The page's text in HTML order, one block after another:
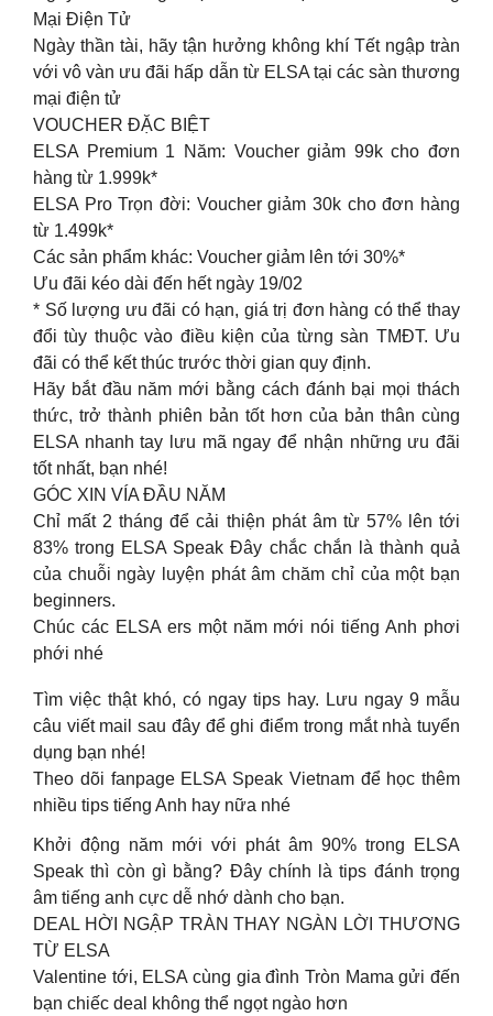
Mại Điện Tử
Ngày thần tài, hãy tận hưởng không khí Tết ngập tràn
với vô vàn ưu đãi hấp dẫn từ ELSA tại các sàn thương
mại điện tử
VOUCHER ĐẶC BIỆT
ELSA Premium 1 Năm: Voucher giảm 99k cho đơn
hàng từ 1.999k*
ELSA Pro Trọn đời: Voucher giảm 30k cho đơn hàng
từ 1.499k*
Các sản phẩm khác: Voucher giảm lên tới 30%*
Ưu đãi kéo dài đến hết ngày 19/02
* Số lượng ưu đãi có hạn, giá trị đơn hàng có thể thay
đổi tùy thuộc vào điều kiện của từng sàn TMĐT. Ưu
đãi có thể kết thúc trước thời gian quy định.
Hãy bắt đầu năm mới bằng cách đánh bại mọi thách
thức, trở thành phiên bản tốt hơn của bản thân cùng
ELSA nhanh tay lưu mã ngay để nhận những ưu đãi
tốt nhất, bạn nhé!
GÓC XIN VÍA ĐẦU NĂM
Chỉ mất 2 tháng để cải thiện phát âm từ 57% lên tới
83% trong ELSA Speak Đây chắc chắn là thành quả
của chuỗi ngày luyện phát âm chăm chỉ của một bạn
beginners.
Chúc các ELSA ers một năm mới nói tiếng Anh phơi
phới nhé
Tìm việc thật khó, có ngay tips hay. Lưu ngay 9 mẫu
câu viết mail sau đây để ghi điểm trong mắt nhà tuyển
dụng bạn nhé!
Theo dõi fanpage ELSA Speak Vietnam để học thêm
nhiều tips tiếng Anh hay nữa nhé
Khởi động năm mới với phát âm 90% trong ELSA
Speak thì còn gì bằng? Đây chính là tips đánh trọng
âm tiếng anh cực dễ nhớ dành cho bạn.
DEAL HỜI NGẬP TRÀN THAY NGÀN LỜI THƯƠNG
TỪ ELSA
Valentine tới, ELSA cùng gia đình Tròn Mama gửi đến
bạn chiếc deal không thể ngọt ngào hơn